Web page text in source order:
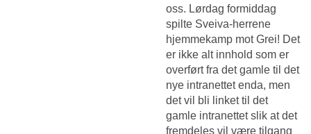
oss. Lørdag formiddag
spilte Sveiva-herrene
hjemmekamp mot Grei! Det
er ikke alt innhold som er
overført fra det gamle til det
nye intranettet enda, men
det vil bli linket til det
gamle intranettet slik at det
fremdeles vil være tilgang